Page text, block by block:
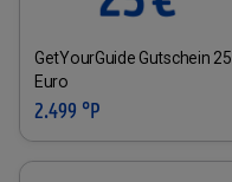
GetYourGuide Gutschein 25
Euro
2.499 °P